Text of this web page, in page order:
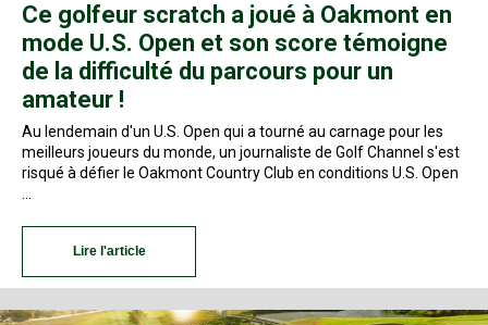
Ce golfeur scratch a joué à Oakmont en
mode U.S. Open et son score témoigne
de la difficulté du parcours pour un
amateur !
Au lendemain d'un U.S. Open qui a tourné au carnage pour les
meilleurs joueurs du monde, un journaliste de Golf Channel s'est
risqué à défier le Oakmont Country Club en conditions U.S. Open
Lire l'article